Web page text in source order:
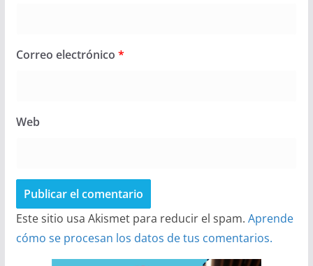
Correo electrónico *
Web
Este sitio usa Akismet para reducir el spam. Aprende
cómo se procesan los datos de tus comentarios.